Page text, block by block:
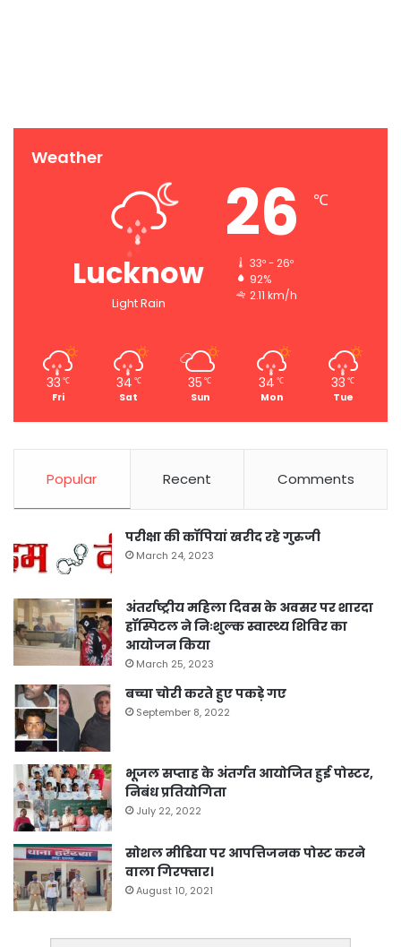
Weather
Lucknow
Light Rain
26 ℃
33º - 26º
92%
2.11 km/h
33 ℃
Fri
34 ℃
Sat
35 ℃
Sun
34 ℃
Mon
33 ℃
Tue
Popular Recent Comments
परीक्षा की कॉपियां खरीद रहे गुरुजी
March 24, 2023
अंतर्राष्ट्रीय महिला दिवस के अवसर पर शारदा
हॉस्पिटल ने निःशुल्क स्वास्थ्य शिविर का
आयोजन किया
March 25, 2023
बच्चा चोरी करते हुए पकड़े गए
September 8, 2022
भूजल सप्ताह के अंतर्गत आयोजित हुई पोस्टर,
निबंध प्रतियोगिता
July 22, 2022
सोशल मीडिया पर आपत्तिजनक पोस्ट करने
वाला गिरफ्तार।
August 10, 2021